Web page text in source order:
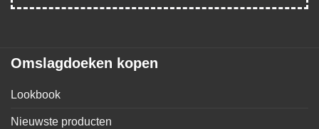
Omslagdoeken kopen
Lookbook
Nieuwste producten